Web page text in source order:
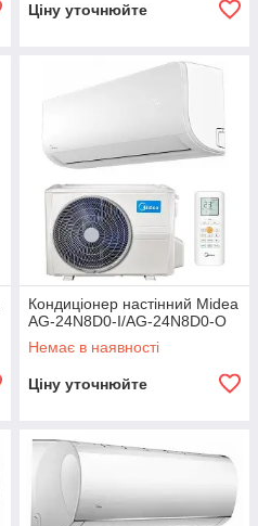
Ціну уточнюйте
Кондиціонер настінний Midea
AG-24N8D0-I/AG-24N8D0-O
Немає в наявності
Ціну уточнюйте